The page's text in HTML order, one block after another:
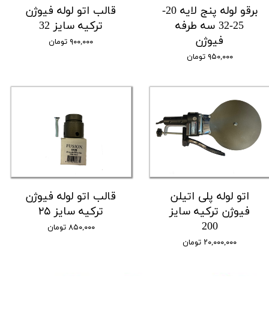
برقو لوله پنج لایه 20-
25-32 سه طرفه
فیوژن
۹۵۰,۰۰۰ تومان
قالب اتو لوله فیوژن
ترکیه سایز 32
۹۰۰,۰۰۰ تومان
اتو لوله پلی اتیلن
فیوژن ترکیه سایز
200
۲۰,۰۰۰,۰۰۰ تومان
قالب اتو لوله فیوژن
ترکیه سایز ۲۵
۸۵۰,۰۰۰ تومان